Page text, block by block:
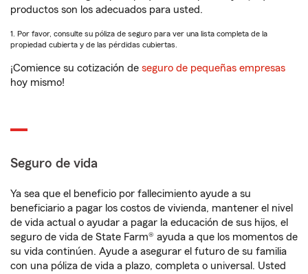
productos son los adecuados para usted.
1. Por favor, consulte su póliza de seguro para ver una lista completa de la
propiedad cubierta y de las pérdidas cubiertas.
¡Comience su cotización de seguro de pequeñas empresas
hoy mismo!
Seguro de vida
Ya sea que el beneficio por fallecimiento ayude a su
beneficiario a pagar los costos de vivienda, mantener el nivel
de vida actual o ayudar a pagar la educación de sus hijos, el
seguro de vida de State Farm® ayuda a que los momentos de
su vida continúen. Ayude a asegurar el futuro de su familia
con una póliza de vida a plazo, completa o universal. Usted